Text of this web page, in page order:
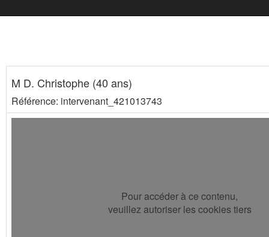
M D. Christophe (40 ans)
Référence: intervenant_421013743
Pour accéder à ce contenu,
veuillez autoriser les cookies tiers